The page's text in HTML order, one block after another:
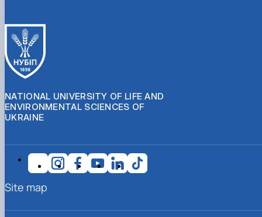
NATIONAL UNIVERSITY OF LIFE AND
ENVIRONMENTAL SCIENCES OF
UKRAINE
Site map